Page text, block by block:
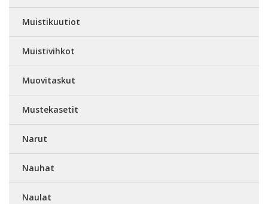
Muistikuutiot
Muistivihkot
Muovitaskut
Mustekasetit
Narut
Nauhat
Naulat